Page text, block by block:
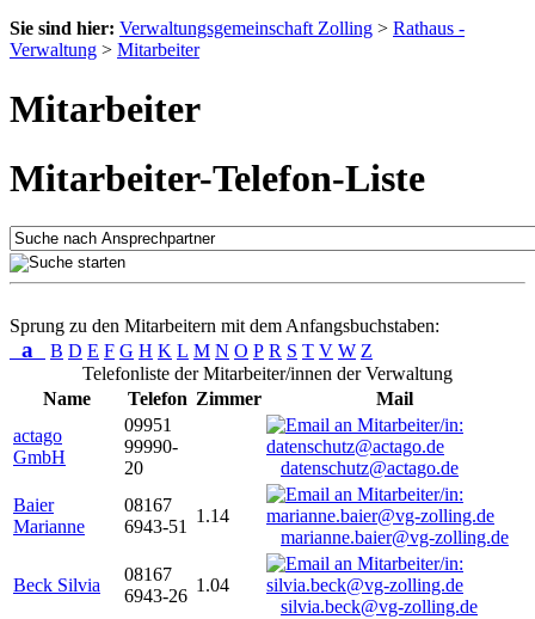
Sie sind hier: Verwaltungsgemeinschaft Zolling > Rathaus -
Verwaltung > Mitarbeiter
Mitarbeiter
Mitarbeiter-Telefon-Liste
Sprung zu den Mitarbeitern mit dem Anfangsbuchstaben:
a B D E F G H K L M N O P R S T V W Z
Telefonliste der Mitarbeiter/innen der Verwaltung
Name
Telefon Zimmer
Mail
actago
GmbH
09951
99990-
20
datenschutz@actago.de
Baier
Marianne
08167
6943-51
1.14
marianne.baier@vg-zolling.de
Beck Silvia
08167
6943-26
1.04
silvia.beck@vg-zolling.de